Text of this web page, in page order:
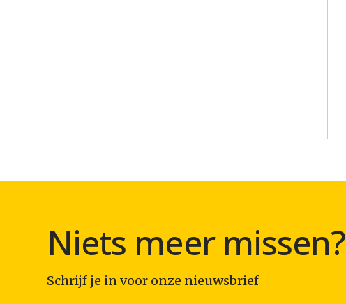
Niets meer missen?
Schrijf je in voor onze nieuwsbrief